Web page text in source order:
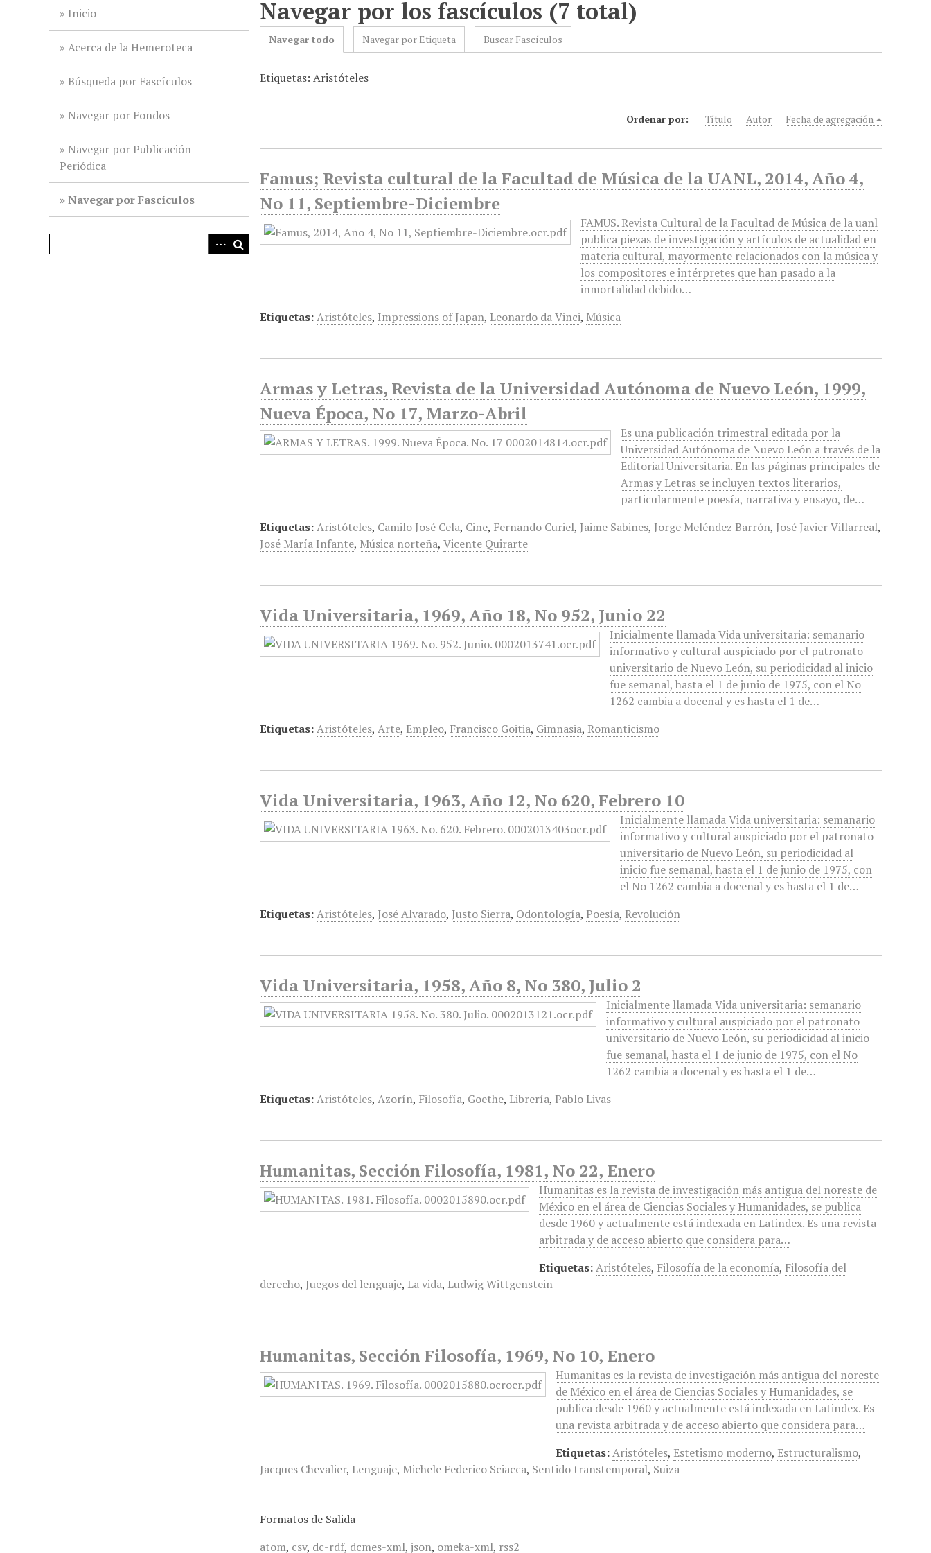
Inicio
Acerca de la Hemeroteca
Búsqueda por Fascículos
Navegar por Fondos
Navegar por Publicación
Periódica
Navegar por Fascículos
Navegar por los fascículos (7 total)
Navegar todo Navegar por Etiqueta Buscar Fascículos
Etiquetas: Aristóteles
Ordenar por: Título Autor Fecha de agregación
Famus; Revista cultural de la Facultad de Música de la UANL, 2014, Año 4,
No 11, Septiembre-Diciembre
FAMUS. Revista Cultural de la Facultad de Música de la uanl
publica piezas de investigación y artículos de actualidad en
materia cultural, mayormente relacionados con la música y
los compositores e intérpretes que han pasado a la
inmortalidad debido…
Etiquetas:Aristóteles, Impressions of Japan, Leonardo da Vinci, Música
Armas y Letras, Revista de la Universidad Autónoma de Nuevo León, 1999,
Nueva Época, No 17, Marzo-Abril
Es una publicación trimestral editada por la
Universidad Autónoma de Nuevo León a través de la
Editorial Universitaria. En las páginas principales de
Armas y Letras se incluyen textos literarios,
particularmente poesía, narrativa y ensayo, de…
Etiquetas:Aristóteles, Camilo José Cela, Cine, Fernando Curiel, Jaime Sabines, Jorge Meléndez Barrón, José Javier Villarreal,
José María Infante, Música norteña,Vicente Quirarte
Vida Universitaria, 1969, Año 18, No 952, Junio 22
Inicialmente llamada Vida universitaria: semanario
informativo y cultural auspiciado por el patronato
universitario de Nuevo León, su periodicidad al inicio
fue semanal, hasta el 1 de junio de 1975, con el No
1262 cambia a docenal y es hasta el 1 de…
Etiquetas:Aristóteles,Arte, Empleo, Francisco Goitia, Gimnasia, Romanticismo
Vida Universitaria, 1963, Año 12, No 620, Febrero 10
Inicialmente llamada Vida universitaria: semanario
informativo y cultural auspiciado por el patronato
universitario de Nuevo León, su periodicidad al
inicio fue semanal, hasta el 1 de junio de 1975, con
el No 1262 cambia a docenal y es hasta el 1 de…
Etiquetas:Aristóteles, José Alvarado, Justo Sierra, Odontología, Poesía, Revolución
Vida Universitaria, 1958, Año 8, No 380, Julio 2
Inicialmente llamada Vida universitaria: semanario
informativo y cultural auspiciado por el patronato
universitario de Nuevo León, su periodicidad al inicio
fue semanal, hasta el 1 de junio de 1975, con el No
1262 cambia a docenal y es hasta el 1 de…
Etiquetas:Aristóteles,Azorín, Filosofía, Goethe, Librería, Pablo Livas
Humanitas, Sección Filosofía, 1981, No 22, Enero
Humanitas es la revista de investigación más antigua del noreste de
México en el área de Ciencias Sociales y Humanidades, se publica
desde 1960 y actualmente está indexada en Latindex. Es una revista
arbitrada y de acceso abierto que considera para…
Etiquetas:Aristóteles, Filosofía de la economía, Filosofía del
derecho, Juegos del lenguaje, La vida, Ludwig Wittgenstein
Humanitas, Sección Filosofía, 1969, No 10, Enero
Humanitas es la revista de investigación más antigua del noreste
de México en el área de Ciencias Sociales y Humanidades, se
publica desde 1960 y actualmente está indexada en Latindex. Es
una revista arbitrada y de acceso abierto que considera para…
Etiquetas:Aristóteles, Estetismo moderno, Estructuralismo,
Jacques Chevalier, Lenguaje, Michele Federico Sciacca, Sentido transtemporal, Suiza
Formatos de Salida
atom, csv, dc-rdf, dcmes-xml,json, omeka-xml, rss2